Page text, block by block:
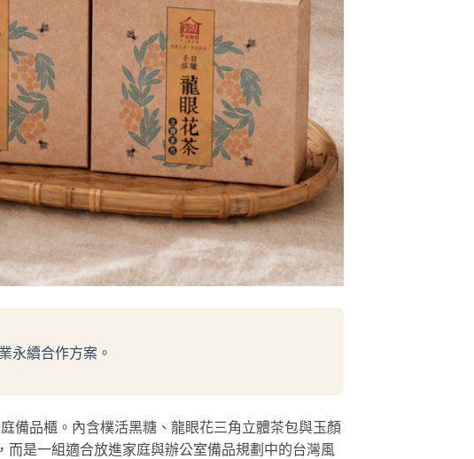
永續合作方案 。
備品櫃。內含樸活黑糖、龍眼花三角立體茶包與玉顏
是一組適合放進家庭與辦公室備品規劃中的台灣風